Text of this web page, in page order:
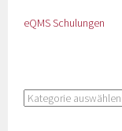
eQMS Schulungen